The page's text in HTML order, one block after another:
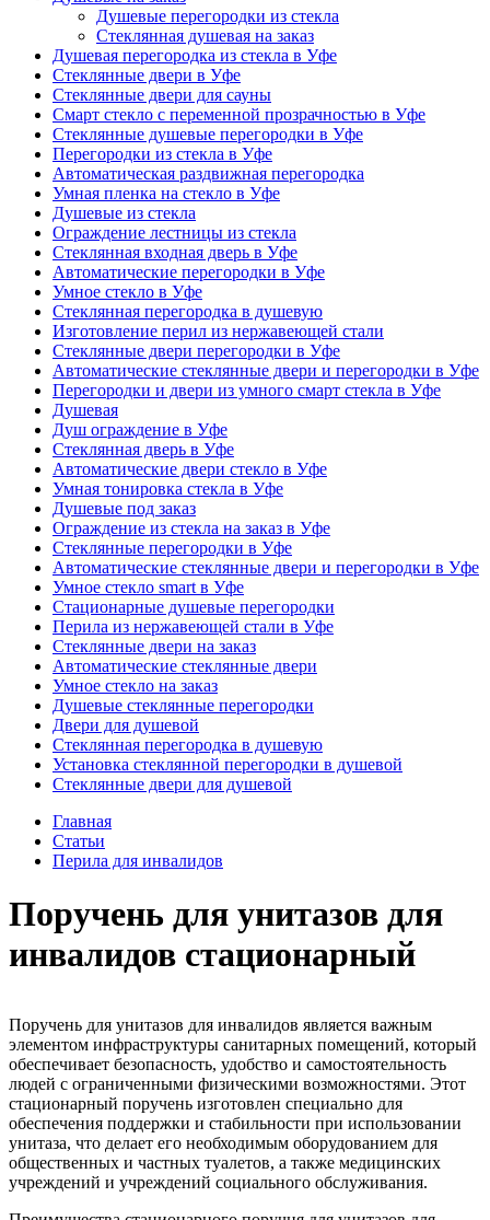
Душевые перегородки из стекла
Стеклянная душевая на заказ
Душевая перегородка из стекла в Уфе
Стеклянные двери в Уфе
Стеклянные двери для сауны
Смарт стекло с переменной прозрачностью в Уфе
Стеклянные душевые перегородки в Уфе
Перегородки из стекла в Уфе
Автоматическая раздвижная перегородка
Умная пленка на стекло в Уфе
Душевые из стекла
Ограждение лестницы из стекла
Стеклянная входная дверь в Уфе
Автоматические перегородки в Уфе
Умное стекло в Уфе
Стеклянная перегородка в душевую
Изготовление перил из нержавеющей стали
Стеклянные двери перегородки в Уфе
Автоматические стеклянные двери и перегородки в Уфе
Перегородки и двери из умного смарт стекла в Уфе
Душевая
Душ ограждение в Уфе
Стеклянная дверь в Уфе
Автоматические двери стекло в Уфе
Умная тонировка стекла в Уфе
Душевые под заказ
Ограждение из стекла на заказ в Уфе
Стеклянные перегородки в Уфе
Автоматические стеклянные двери и перегородки в Уфе
Умное стекло smart в Уфе
Стационарные душевые перегородки
Перила из нержавеющей стали в Уфе
Стеклянные двери на заказ
Автоматические стеклянные двери
Умное стекло на заказ
Душевые стеклянные перегородки
Двери для душевой
Стеклянная перегородка в душевую
Установка стеклянной перегородки в душевой
Стеклянные двери для душевой
Главная
Статьи
Перила для инвалидов
Поручень для унитазов для
инвалидов стационарный
Поручень для унитазов для инвалидов является важным
элементом инфраструктуры санитарных помещений, который
обеспечивает безопасность, удобство и самостоятельность
людей с ограниченными физическими возможностями. Этот
стационарный поручень изготовлен специально для
обеспечения поддержки и стабильности при использовании
унитаза, что делает его необходимым оборудованием для
общественных и частных туалетов, а также медицинских
учреждений и учреждений социального обслуживания.